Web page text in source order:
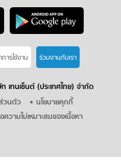
ารใช้งาน ร่วมงานกับเรา
เทนเซ็นต์ (ประเทศไทย) จำกัด
วนตัว
นโยบายคุกกี้
วามไม่เหมาะสมของเนื้อหา